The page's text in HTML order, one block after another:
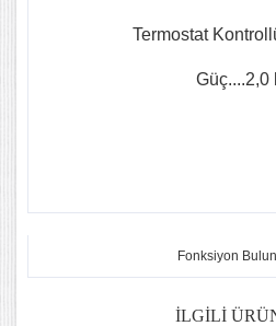
Termostat
Güç....2,0
Fonksiyon
İLGILI